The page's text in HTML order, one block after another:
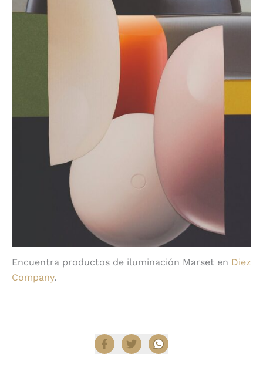
Encuentra productos de iluminación Marset en Diez
Company.